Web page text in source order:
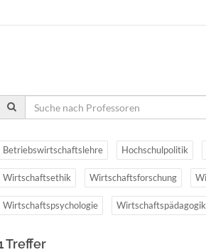
Betriebswirtschaftslehre Hochschulpolitik
Wirtschaftsethik Wirtschaftsforschung
Wirtschaftspsychologie Wirtschaftspädagogik
Treffer